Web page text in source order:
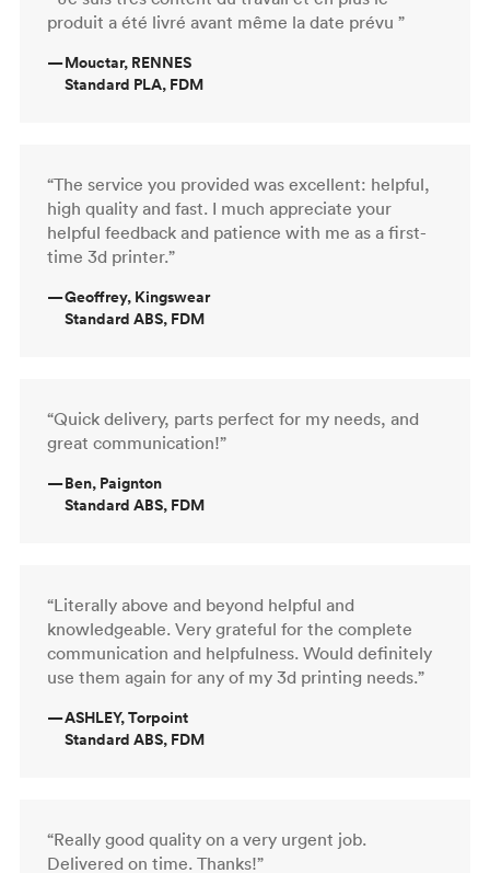
produit a été livré avant même la date prévu ”
—Mouctar, RENNES
Standard PLA, FDM
“The service you provided was excellent: helpful,
high quality and fast. I much appreciate your
helpful feedback and patience with me as a first-
time 3d printer.”
—Geoffrey, Kingswear
Standard ABS, FDM
“Quick delivery, parts perfect for my needs, and
great communication!”
—Ben, Paignton
Standard ABS, FDM
“Literally above and beyond helpful and
knowledgeable. Very grateful for the complete
communication and helpfulness. Would definitely
use them again for any of my 3d printing needs.”
—ASHLEY, Torpoint
Standard ABS, FDM
“Really good quality on a very urgent job.
Delivered on time. Thanks!”